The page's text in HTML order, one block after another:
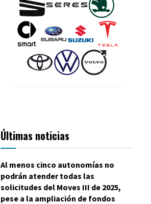
Últimas noticias
Al menos cinco autonomías no
podrán atender todas las
solicitudes del Moves III de 2025,
pese a la ampliación de fondos